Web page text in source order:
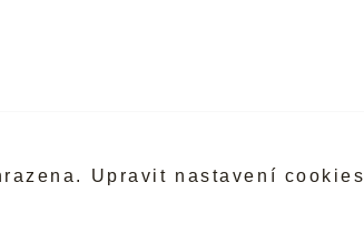
Upravit nastavení cookies